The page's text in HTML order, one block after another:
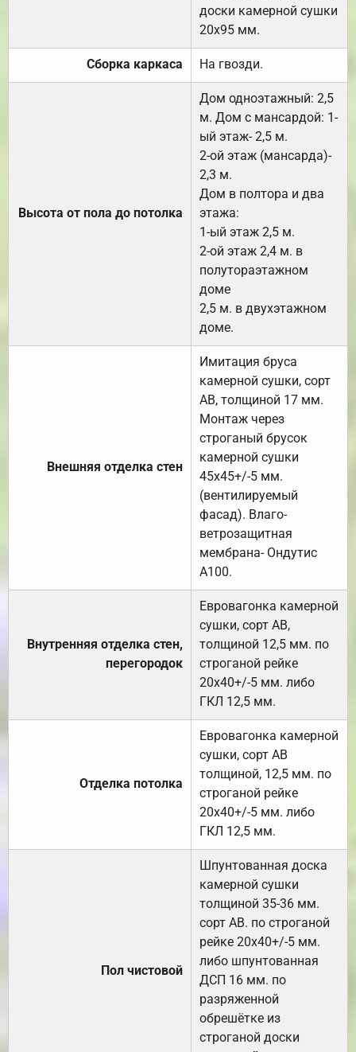
доски камерной сушки
20х95 мм.
Сборка каркаса На гвозди.
Высота от пола до потолка
Дом одноэтажный: 2,5
м. Дом с мансардой: 1-
ый этаж- 2,5 м.
2-ой этаж (мансарда)-
2,3 м.
Дом в полтора и два
этажа:
1-ый этаж 2,5 м.
2-ой этаж 2,4 м. в
полутораэтажном
доме
2,5 м. в двухэтажном
доме.
Внешняя отделка стен
Имитация бруса
камерной сушки, сорт
АВ, толщиной 17 мм.
Монтаж через
строганый брусок
камерной сушки
45х45+/-5 мм.
(вентилируемый
фасад). Влаго-
ветрозащитная
мембрана- Ондутис
А100.
Внутренняя отделка стен,
перегородок
Евровагонка камерной
сушки, сорт АВ,
толщиной 12,5 мм. по
строганой рейке
20х40+/-5 мм. либо
ГКЛ 12,5 мм.
Отделка потолка
Евровагонка камерной
сушки, сорт АВ
толщиной, 12,5 мм. по
строганой рейке
20х40+/-5 мм. либо
ГКЛ 12,5 мм.
Пол чистовой
Шпунтованная доска
камерной сушки
толщиной 35-36 мм.
сорт АВ. по строганой
рейке 20х40+/-5 мм.
либо шпунтованная
ДСП 16 мм. по
разряженной
обрешётке из
строганой доски